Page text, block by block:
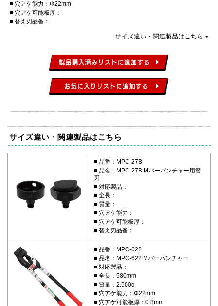
穴アケ能力：Φ22mm
穴アケ可能板厚：
替え刃品番：
サイズ違い・関連製品はこちら
サイズ違い・関連製品はこちら
品番：MPC-27B
品名：MPC-27B Mバーパンチャー用替
刃
対応製品：
全長：
質量：
穴アケ能力：
穴アケ可能板厚：
替え刃品番：
品番：MPC-622
品名：MPC-622 Mバーパンチャー
対応製品：
全長：580mm
質量：2,500g
穴アケ能力：Φ22mm
穴アケ可能板厚：0.8mm